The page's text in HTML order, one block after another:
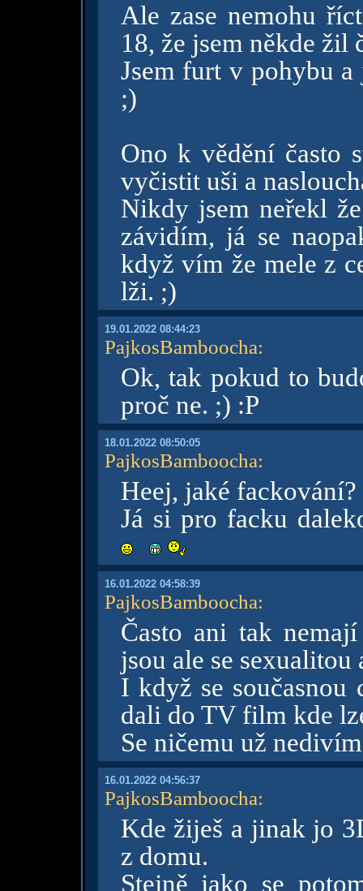
Ale zase nemohu
18, že jsem někde žil
Jsem furt v pohybu
;)
Ono k vědění často
vyčistit uši a
Nikdy jsem neřekl
závidím, já se
když vím že mele z
lži. ;)
19.01.2022 08:44:23
PajkosBamboocha:
Ok, tak pokud to
proč ne. ;) :P
18.01.2022 08:50:05
PajkosBamboocha:
Heej, jaké fackování?
Já si pro facku
16.01.2022 04:58:39
PajkosBamboocha:
Často ani tak
jsou ale se
I když se současnou
dali do TV film kde
Se ničemu už
16.01.2022 04:56:37
PajkosBamboocha:
Kde žiješ a jinak jo
z domu.
Stejně jako se